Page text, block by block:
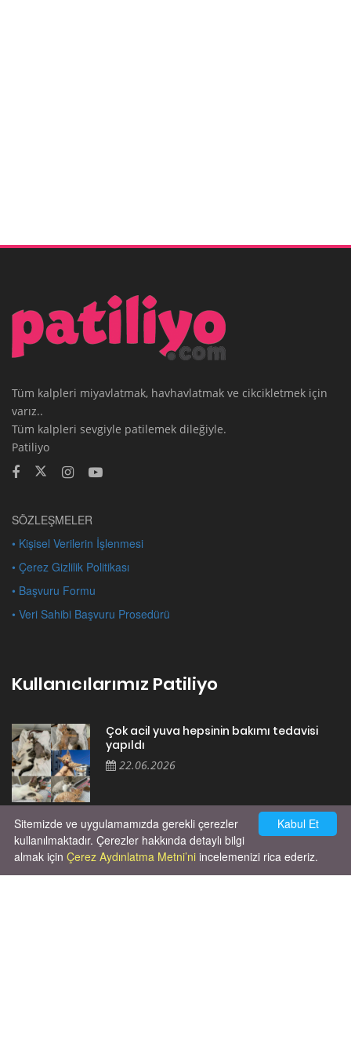
Tüm kalpleri miyavlatmak, havhavlatmak ve cikcikletmek için
varız..
Tüm kalpleri sevgiyle patilemek dileğiyle.
Patiliyo
SÖZLEŞMELER
• Kişisel Verilerin İşlenmesi
• Çerez Gizlilik Politikası
• Başvuru Formu
• Veri Sahibi Başvuru Prosedürü
Kullanıcılarımız Patiliyo
Çok acil yuva hepsinin bakımı tedavisi
yapıldı
22.06.2026
Cok huysal asla tırmalama huyu yok yeni
kısırlastırdım tuvalet egitimi de var
kumundan baska yere ya...
02.03.2026
Kabul Et
Sitemizde ve uygulamamızda gerekli çerezler
kullanılmaktadır. Çerezler hakkında detaylı bilgi
almak için Çerez Aydınlatma Metni’ni incelemenizi rica ederiz.